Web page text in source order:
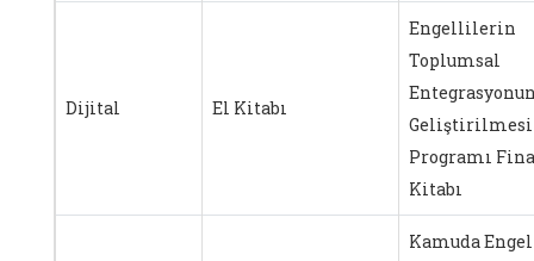
Dijital El Kitabı
Engellilerin
Toplumsal
Geliştirilmesi
Programı
Kitabı
Kamuda